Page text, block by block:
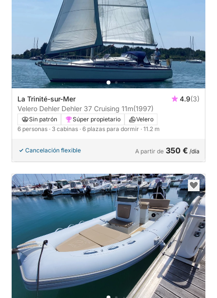
La Trinité-sur-Mer 4.9(3)
Velero Dehler Dehler 37 Cruising 11m(1997)
Sin patrón Súper propietario
Velero
6 personas · 3 cabinas · 6 plazas para dormir · 11.2 m
Cancelación flexible A partir de 350 € /día